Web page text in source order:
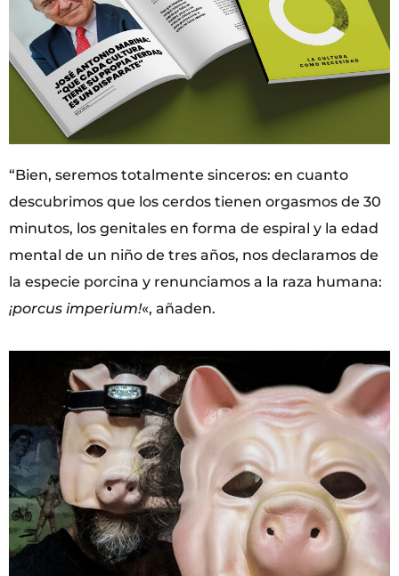
“Bien, seremos totalmente sinceros: en cuanto
descubrimos que los cerdos tienen orgasmos de 30
minutos, los genitales en forma de espiral y la edad
mental de un niño de tres años, nos declaramos de
la especie porcina y renunciamos a la raza humana:
¡porcus imperium!«, añaden.